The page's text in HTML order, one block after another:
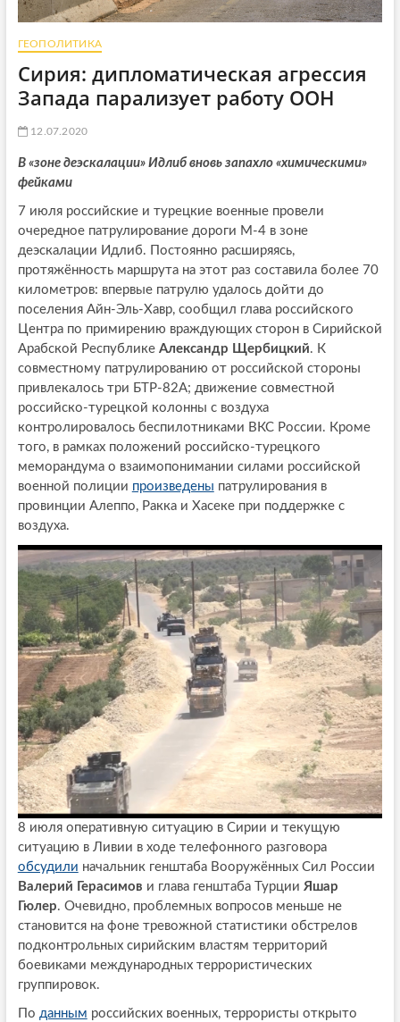
ГЕОПОЛИТИКА
Сирия: дипломатическая агрессия
Запада парализует работу ООН
12.07.2020
В «зоне деэскалации» Идлиб вновь запахло «химическими»
фейками
7 июля российские и турецкие военные провели
очередное патрулирование дороги М-4 в зоне
деэскалации Идлиб. Постоянно расширяясь,
протяжённость маршрута на этот раз составила более 70
километров: впервые патрулю удалось дойти до
поселения Айн-Эль-Хавр, сообщил глава российского
Центра по примирению враждующих сторон в Сирийской
Арабской Республике Александр Щербицкий. К
совместному патрулированию от российской стороны
привлекалось три БТР-82А; движение совместной
российско-турецкой колонны с воздуха
контролировалось беспилотниками ВКС России. Кроме
того, в рамках положений российско-турецкого
меморандума о взаимопонимании силами российской
военной полиции произведены патрулирования в
провинции Алеппо, Ракка и Хасеке при поддержке с
воздуха.
8 июля оперативную ситуацию в Сирии и текущую
ситуацию в Ливии в ходе телефонного разговора
обсудили начальник генштаба Вооружённых Сил России
Валерий Герасимов и глава генштаба Турции Яшар
Гюлер. Очевидно, проблемных вопросов меньше не
становится на фоне тревожной статистики обстрелов
подконтрольных сирийским властям территорий
боевиками международных террористических
группировок.
По данным российских военных, террористы открыто